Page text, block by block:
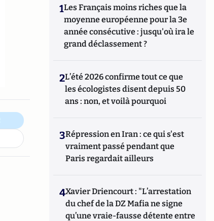
1Les Français moins riches que la
moyenne européenne pour la 3e
année consécutive : jusqu'où ira le
grand déclassement ?
2L’été 2026 confirme tout ce que
les écologistes disent depuis 50
ans : non, et voilà pourquoi
3Répression en Iran : ce qui s'est
vraiment passé pendant que
Paris regardait ailleurs
4Xavier Driencourt : "L’arrestation
du chef de la DZ Mafia ne signe
qu’une vraie-fausse détente entre